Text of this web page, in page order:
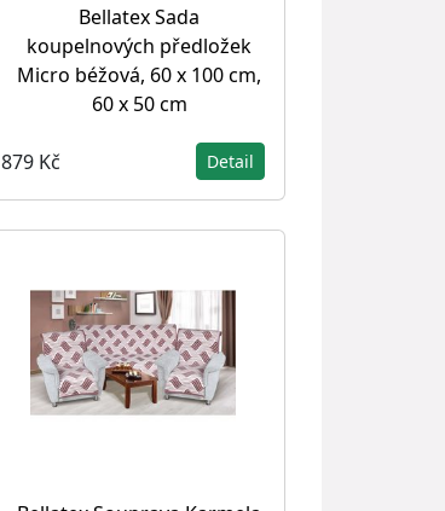
Bellatex Sada
koupelnových předložek
Micro béžová, 60 x 100 cm,
60 x 50 cm
879 Kč Detail